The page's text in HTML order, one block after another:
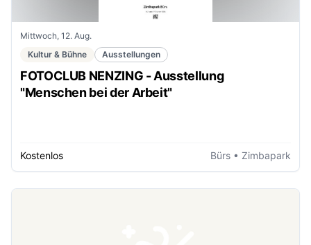
Mittwoch, 12. Aug.
Kultur & Bühne
Ausstellungen
FOTOCLUB NENZING - Ausstellung
"Menschen bei der Arbeit"
Kostenlos Bürs • Zimbapark